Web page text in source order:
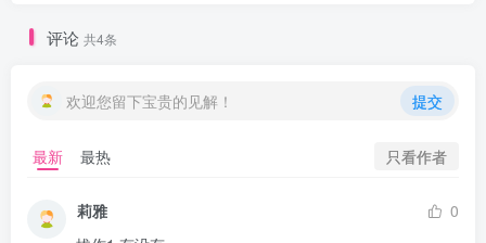
评论 共4条
欢迎您留下宝贵的见解！ 提交
最新 最热 只看作者
莉雅
0